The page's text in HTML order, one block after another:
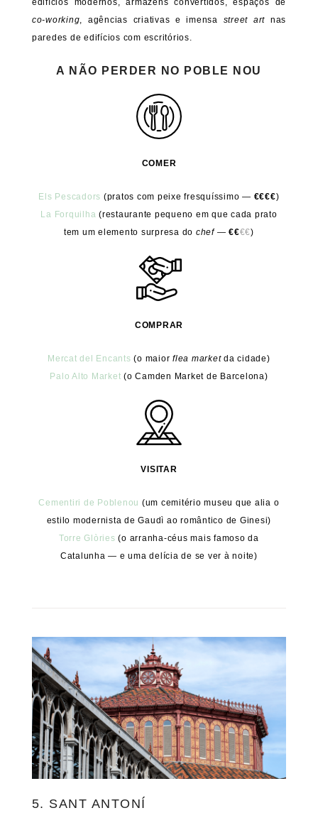
edifícios modernos, armazéns convertidos, espaços de
co-working, agências criativas e imensa street art nas
paredes de edifícios com escritórios.
A NÃO PERDER NO POBLE NOU
COMER
Els Pescadors (pratos com peixe fresquíssimo — €€€€)
La Forquilha (restaurante pequeno em que cada prato
tem um elemento surpresa do chef—€€€€)
COMPRAR
Mercat del Encants (o maiorflea marketda cidade)
Palo Alto Market (o Camden Market de Barcelona)
VISITAR
Cementiri de Poblenou (um cemitério museu que alia o
estilo modernista de Gaudì ao romântico de Ginesi)
Torre Glòries (o arranha-céus mais famoso da
Catalunha — e uma delícia de se ver à noite)
5. SANT ANTONÍ